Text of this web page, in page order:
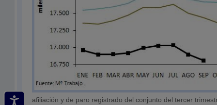
afiliación y de paro registrado del conjunto del tercer